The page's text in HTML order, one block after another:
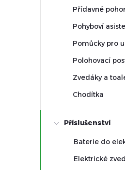
l
Přídavné
Pohyboví
Pomůcky pro
Polohovací
Zvedáky a
Chodítka
Příslušenství
Baterie do
Elektrické